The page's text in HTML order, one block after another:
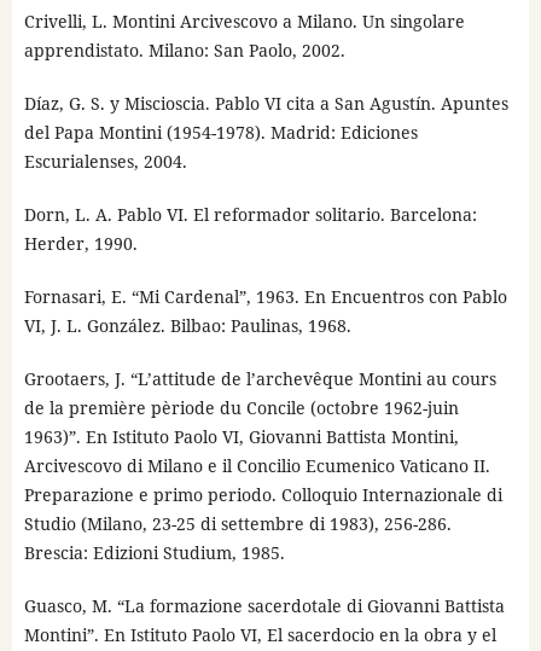
Crivelli, L. Montini Arcivescovo a Milano. Un singolare
apprendistato. Milano: San Paolo, 2002.
Díaz, G. S. y Miscioscia. Pablo VI cita a San Agustín. Apuntes
del Papa Montini (1954-1978). Madrid: Ediciones
Escurialenses, 2004.
Dorn, L. A. Pablo VI. El reformador solitario. Barcelona:
Herder, 1990.
Fornasari, E. “Mi Cardenal”, 1963. En Encuentros con Pablo
VI, J. L. González. Bilbao: Paulinas, 1968.
Grootaers, J. “L’attitude de l’archevêque Montini au cours
de la première pèriode du Concile (octobre 1962-juin
1963)”. En Istituto Paolo VI, Giovanni Battista Montini,
Arcivescovo di Milano e il Concilio Ecumenico Vaticano II.
Preparazione e primo periodo. Colloquio Internazionale di
Studio (Milano, 23-25 di settembre di 1983), 256-286.
Brescia: Edizioni Studium, 1985.
Guasco, M. “La formazione sacerdotale di Giovanni Battista
Montini”. En Istituto Paolo VI, El sacerdocio en la obra y el